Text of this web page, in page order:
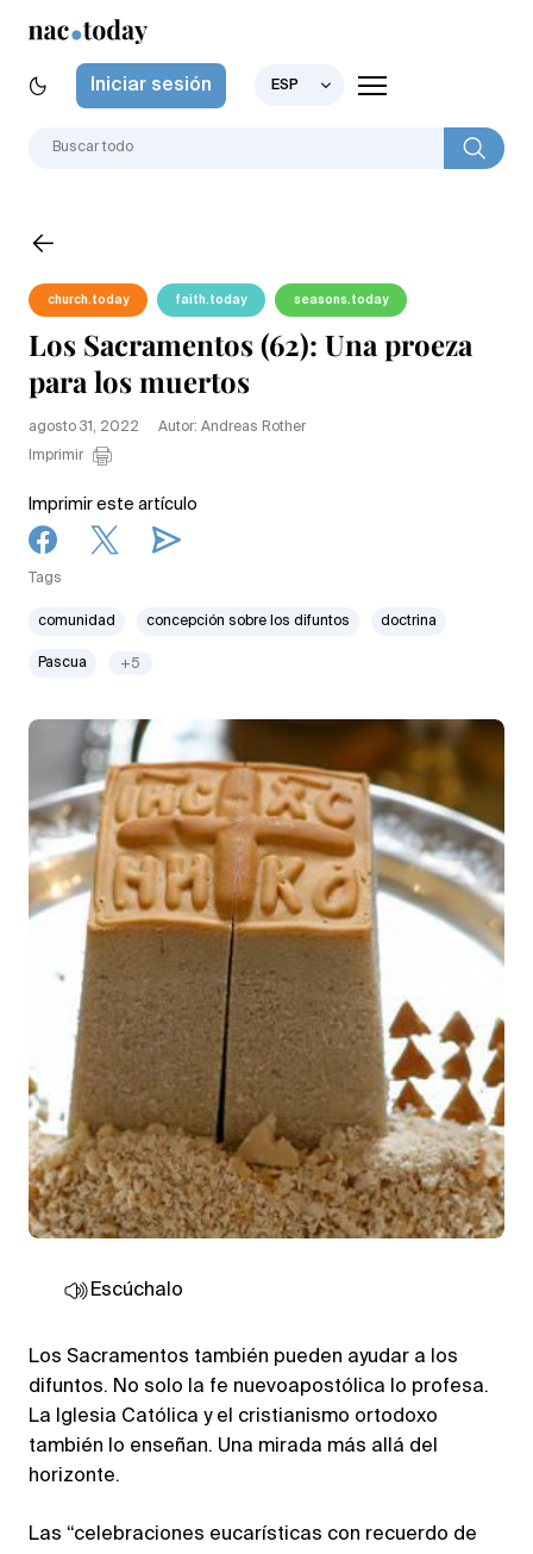
Iniciar sesión ESP
church.today faith.today seasons.today
Los Sacramentos (62): Una proeza
para los muertos
agosto 31, 2022
Autor: Andreas Rother
Imprimir
Imprimir este artículo
Tags
comunidad concepción sobre los difuntos doctrina
Pascua +5
Escúchalo
Los Sacramentos también pueden ayudar a los
difuntos. No solo la fe nuevoapostólica lo profesa.
La Iglesia Católica y el cristianismo ortodoxo
también lo enseñan. Una mirada más allá del
horizonte.
Las “celebraciones eucarísticas con recuerdo de